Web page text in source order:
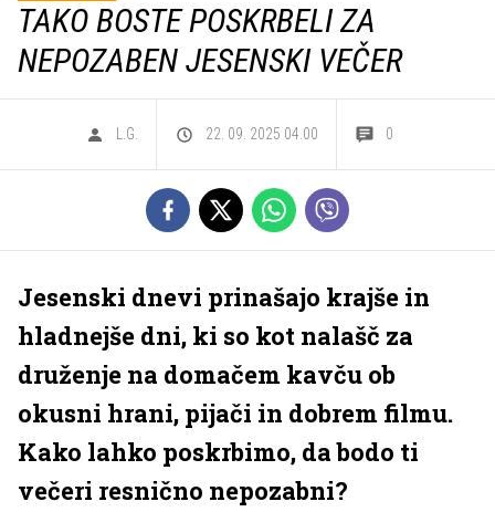
TAKO BOSTE POSKRBELI ZA
NEPOZABEN JESENSKI VEČER
L.G. 22. 09. 2025 04.00 0
Jesenski dnevi prinašajo krajše in
hladnejše dni, ki so kot nalašč za
druženje na domačem kavču ob
okusni hrani, pijači in dobrem filmu.
Kako lahko poskrbimo, da bodo ti
večeri resnično nepozabni?